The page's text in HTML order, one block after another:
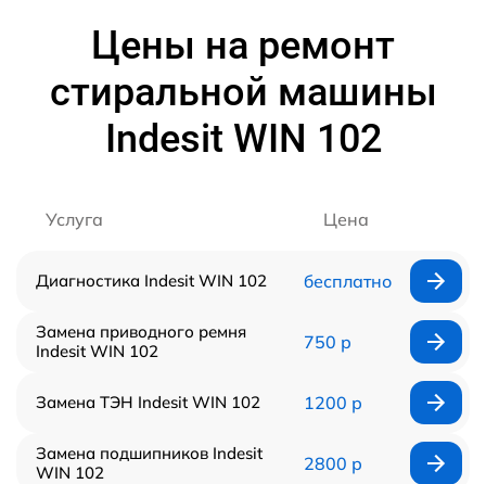
Цены на ремонт
стиральной машины
Indesit WIN 102
Услуга Цена
Диагностика Indesit WIN 102 бесплатно
Замена приводного ремня
Indesit WIN 102
750 р
Замена ТЭН Indesit WIN 102 1200 р
Замена подшипников Indesit
WIN 102
2800 р